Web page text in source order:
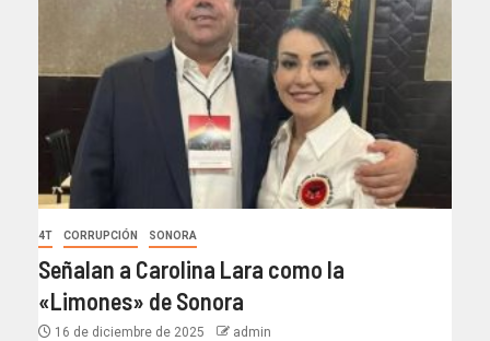
4T CORRUPCIÓN SONORA
Señalan a Carolina Lara como la
«Limones» de Sonora
16 de diciembre de 2025 admin